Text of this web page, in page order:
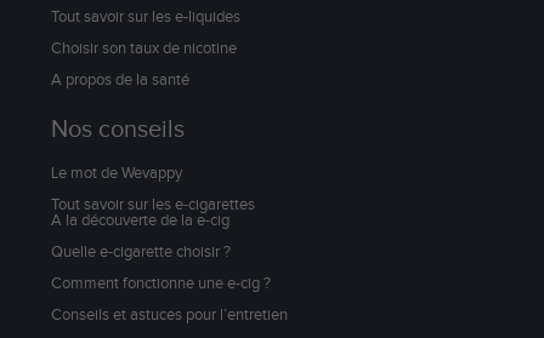
Tout savoir sur les e-liquides
Choisir son taux de nicotine
A propos de la santé
Nos conseils
Le mot de Wevappy
Tout savoir sur les e-cigarettes
A la découverte de la e-cig
Quelle e-cigarette choisir ?
Comment fonctionne une e-cig ?
Conseils et astuces pour l’entretien